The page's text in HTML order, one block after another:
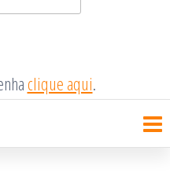
clique aqui.